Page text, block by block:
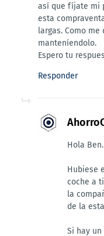
así que fíjate mi
esta
largas. Como
manteníendolo.
Espero tu
Responder
Hola Ben.
Hubiese
coche a
la
de la
Si hay